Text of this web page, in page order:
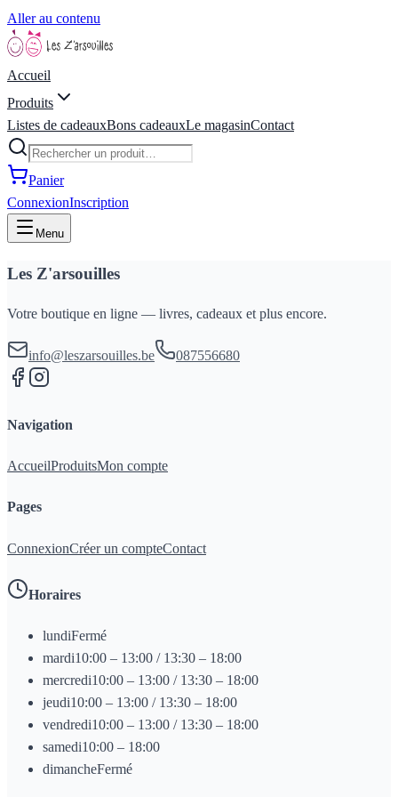
Aller au contenu
Accueil
Produits
Listes de cadeauxBons cadeauxLe magasinContact
Panier
ConnexionInscription
Menu
Les Z'arsouilles
Votre boutique en ligne — livres, cadeaux et plus encore.
info@leszarsouilles.be 087556680
Navigation
AccueilProduitsMon compte
Pages
ConnexionCréer un compteContact
Horaires
lundiFermé
mardi10:00 – 13:00 / 13:30 – 18:00
mercredi10:00 – 13:00 / 13:30 – 18:00
jeudi10:00 – 13:00 / 13:30 – 18:00
vendredi10:00 – 13:00 / 13:30 – 18:00
samedi10:00 – 18:00
dimancheFermé